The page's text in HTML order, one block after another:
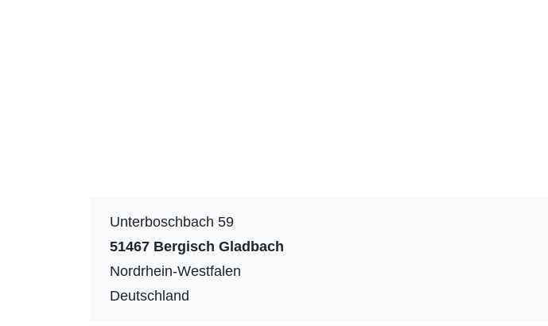
Unterboschbach 59
51467 Bergisch Gladbach
Nordrhein-Westfalen
Deutschland